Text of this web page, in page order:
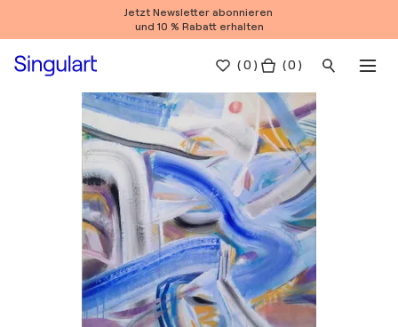
Jetzt Newsletter abonnieren
und 10 % Rabatt erhalten
(0 ) ( 0 )